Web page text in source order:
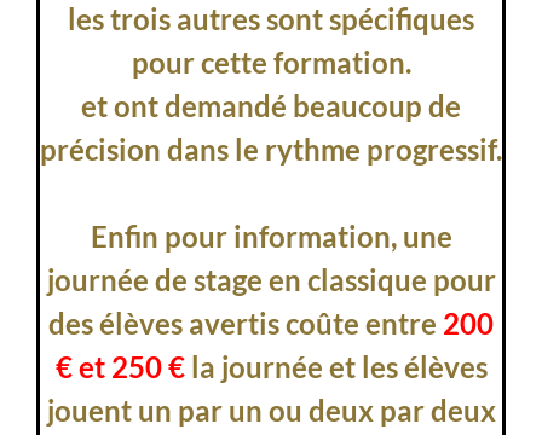
les trois autres sont spécifiques
pour cette formation.
et ont demandé beaucoup de
précision dans le rythme progressif.
Enfin pour information, une
journée de stage en classique pour
des élèves avertis coûte entre 200
€ et 250 €la journée et les élèves
jouent un par un ou deux par deux